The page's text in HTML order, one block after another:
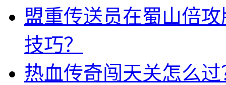
盟重传送员在蜀山倍
技巧？
热血传奇闯天关怎么